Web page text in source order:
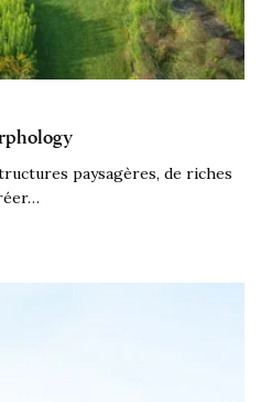
paysagères, de riches